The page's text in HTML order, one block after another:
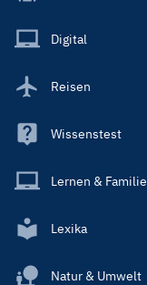
Main
Digital
Reisen
Wissenstest
Lernen & Familie
Lexika
Natur & Umwelt